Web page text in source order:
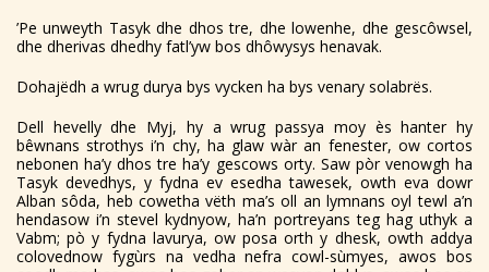
’Pe unweyth Tasyk dhe dhos tre, dhe lowenhe, dhe gescôwsel,
dhe dherivas dhedhy fatl’yw bos dhôwysys henavak.
Dohajëdh a wrug durya bys vycken ha bys venary solabrës.
Dell hevelly dhe Myj, hy a wrug passya moy ès hanter hy
bêwnans strothys i’n chy, ha glaw wàr an fenester, ow cortos
nebonen ha’y dhos tre ha’y gescows orty. Saw pòr venowgh ha
Tasyk devedhys, y fydna ev esedha tawesek, owth eva dowr
Alban sôda, heb cowetha vëth ma’s oll an lymnans oyl tewl a’n
hendasow i’n stevel kydnyow, ha’n portreyans teg hag uthyk a
Vabm; pò y fydna lavurya, ow posa orth y dhesk, owth addya
colovednow fygùrs na vedha nefra cowl-sùmyes, awos bos